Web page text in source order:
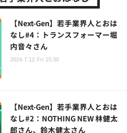
【Next-Gen】若手業界人とおは
なし#4：トランスフォーマー堀
内音々さん
2024.7.12 Fri 15:30
【Next-Gen】若手業界人とおは
なし#2：NOTHING NEW 林健太
郎さん、鈴木健太さん